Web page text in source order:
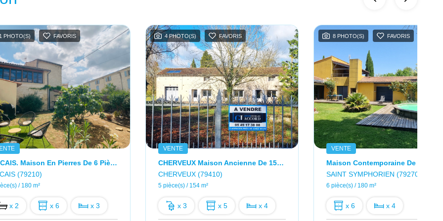
PHOTO(S) FAVORIS
ARCAIS. Maison En Pierres De 6 Pièces De 180 M2.
(79210)
/ 180 m²
x 2 x 6 x 3
4 PHOTO(S) FAVORIS
VENTE
CHERVEUX Maison Ancienne De 154 M2
CHERVEUX (79410)
5 pièce(s) / 154 m²
x 3 x 5 x 4
8 PHOTO(S) FAVORIS
VENTE
Maison Contemporaine De 180 M²
SAINT SYMPHORIEN (79270)
6 pièce(s) / 180 m²
x 6 x 4